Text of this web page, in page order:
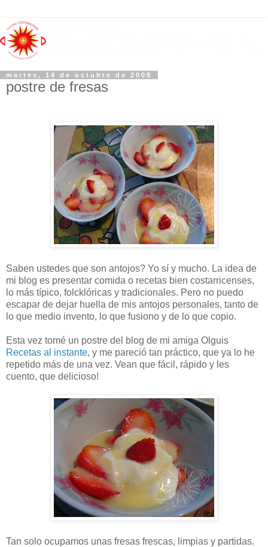
martes, 14 de octubre de 2008
postre de fresas
Saben ustedes que son antojos? Yo sí y mucho. La idea de
mi blog es presentar comida o recetas bien costarricenses,
lo más típico, folcklóricas y tradicionales. Pero no puedo
escapar de dejar huella de mis antojos personales, tanto de
lo que medio invento, lo que fusiono y de lo que copio.
Esta vez tomé un postre del blog de mi amiga Olguis
Recetas al instante, y me pareció tan práctico, que ya lo he
repetido más de una vez. Vean que fácil, rápido y les
cuento, que delicioso!
Tan solo ocupamos unas fresas frescas, limpias y partidas.